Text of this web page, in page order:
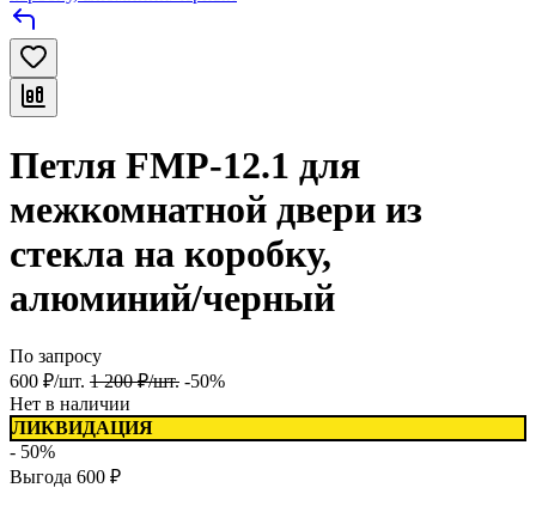
Петля FMP-12.1 для
межкомнатной двери из
стекла на коробку,
алюминий/черный
По запросу
600 ₽/шт. 1 200 ₽/шт. -50%
Нет в наличии
ЛИКВИДАЦИЯ
- 50%
Выгода 600 ₽